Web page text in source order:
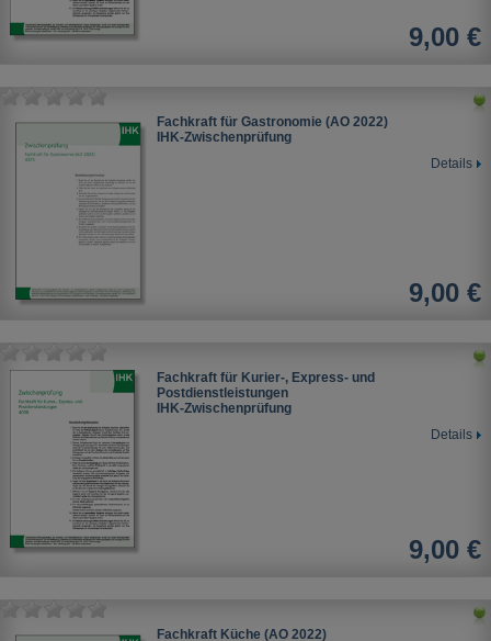
9,00 €
Fachkraft für Gastronomie (AO 2022)
IHK-Zwischenprüfung
Details
9,00 €
Fachkraft für Kurier-, Express- und
Postdienstleistungen
IHK-Zwischenprüfung
Details
9,00 €
Fachkraft Küche (AO 2022)